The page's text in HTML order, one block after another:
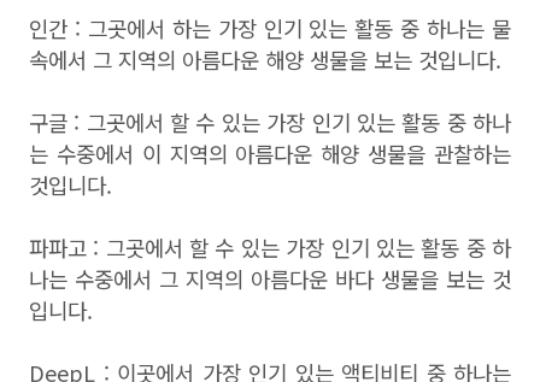
인간 : 그곳에서 하는 가장 인기 있는 활동 중 하나는 물
속에서 그 지역의 아름다운 해양 생물을 보는 것입니다.
구글 : 그곳에서 할 수 있는 가장 인기 있는 활동 중 하나
는 수중에서 이 지역의 아름다운 해양 생물을 관찰하는
것입니다.
파파고 : 그곳에서 할 수 있는 가장 인기 있는 활동 중 하
나는 수중에서 그 지역의 아름다운 바다 생물을 보는 것
입니다.
DeepL : 이곳에서 가장 인기 있는 액티비티 중 하나는